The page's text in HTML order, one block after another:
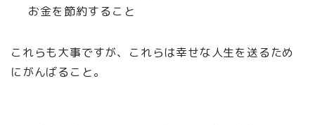
お金を節約すること
これらも大事ですが、これらは幸せな人生を送るため
にがんばること。